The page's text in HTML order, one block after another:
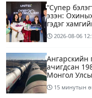
“Супер
эзэн:
гэдэг
2026-08-06
Ангарскийн
ачигдсан
Монгол
15 минутын